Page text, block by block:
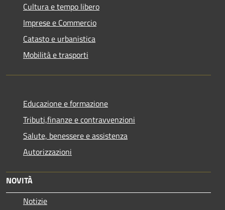
Cultura e tempo libero
Imprese e Commercio
Catasto e urbanistica
Mobilità e trasporti
Educazione e formazione
Tributi,finanze e contravvenzioni
Salute, benessere e assistenza
Autorizzazioni
NOVITÀ
Notizie